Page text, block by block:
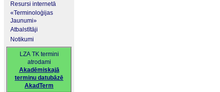
Resursi internetā
«Terminoloģijas
Jaunumi»
Atbalstītāji
Notikumi
LZA TK termini
atrodami
Akadēmiskajā
terminu datubāzē
AkadTerm